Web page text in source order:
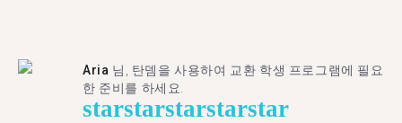
Aria 님, 탄뎀을 사용하여 교환 학생 프로그램에 필요
한 준비를 하세요.
starstarstarstarstar